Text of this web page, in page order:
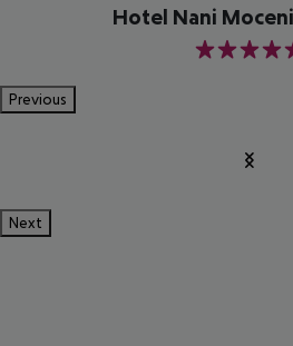
Hotel Nani
5
Previous
Next